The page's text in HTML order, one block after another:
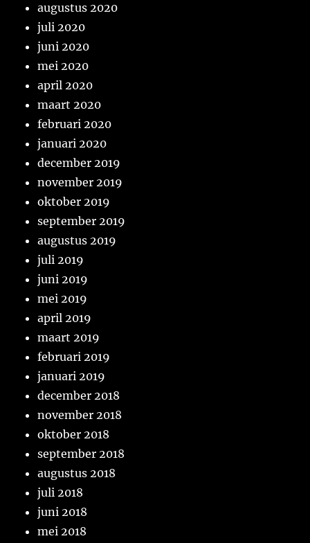
augustus 2020
juli 2020
juni 2020
mei 2020
april 2020
maart 2020
februari 2020
januari 2020
december 2019
november 2019
oktober 2019
september 2019
augustus 2019
juli 2019
juni 2019
mei 2019
april 2019
maart 2019
februari 2019
januari 2019
december 2018
november 2018
oktober 2018
september 2018
augustus 2018
juli 2018
juni 2018
mei 2018